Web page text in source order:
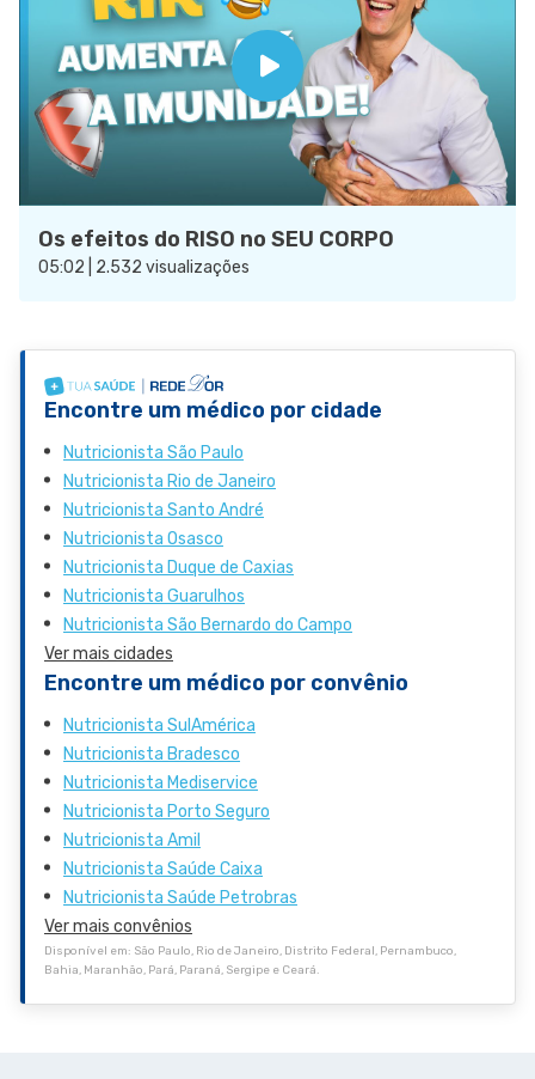
Os efeitos do RISO no SEU CORPO
05:02 | 2.532 visualizações
Encontre um médico por cidade
Nutricionista São Paulo
Nutricionista Rio de Janeiro
Nutricionista Santo André
Nutricionista Osasco
Nutricionista Duque de Caxias
Nutricionista Guarulhos
Nutricionista São Bernardo do Campo
Ver mais cidades
Encontre um médico por convênio
Nutricionista SulAmérica
Nutricionista Bradesco
Nutricionista Mediservice
Nutricionista Porto Seguro
Nutricionista Amil
Nutricionista Saúde Caixa
Nutricionista Saúde Petrobras
Ver mais convênios
Disponível em: São Paulo, Rio de Janeiro, Distrito Federal, Pernambuco,
Bahia, Maranhão, Pará, Paraná, Sergipe e Ceará.